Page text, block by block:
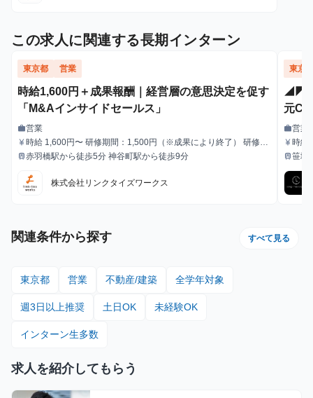
この求人に関連する長期インターン
東京都 営業
時給1,600円＋成果報酬｜経営層の意思決定を促す
「M&Aインサイドセールス」
職種
work営業
給与
currency_yen 時給 1,600円〜 研修期間：1,500円（※成果により終了） 研修終
了後：1,600円～ ＼アポ獲得によるインセンティブあり／ 1件〜1
はリセットされます 給与モデル ■月48時間稼働、アポ10件の場
合：176,800円 内訳：48時間×時給1,600円＋10件×インセンティ
最寄駅
train赤羽橋駅から徒歩5分 神谷町駅から徒歩9分
株式会社リンクタイズワークス
東京
元
ル・
職種
work営業
給与
currency_yen 時給
最寄駅
train笹塚
関連条件から探す すべて見る
東京都 営業 不動産/建築 全学年対象
週3日以上推奨 土日OK 未経験OK
インターン生多数
求人を紹介してもらう